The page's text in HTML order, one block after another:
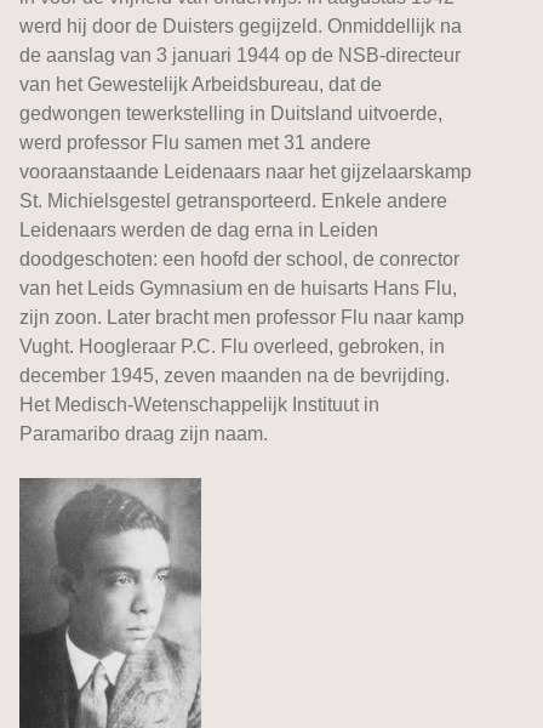
werd hij door de Duisters gegijzeld. Onmiddellijk na
de aanslag van 3 januari 1944 op de NSB-directeur
van het Gewestelijk Arbeidsbureau, dat de
gedwongen tewerkstelling in Duitsland uitvoerde,
werd professor Flu samen met 31 andere
vooraanstaande Leidenaars naar het gijzelaarskamp
St. Michielsgestel getransporteerd. Enkele andere
Leidenaars werden de dag erna in Leiden
doodgeschoten: een hoofd der school, de conrector
van het Leids Gymnasium en de huisarts Hans Flu,
zijn zoon. Later bracht men professor Flu naar kamp
Vught. Hoogleraar P.C. Flu overleed, gebroken, in
december 1945, zeven maanden na de bevrijding.
Het Medisch-Wetenschappelijk Instituut in
Paramaribo draag zijn naam.